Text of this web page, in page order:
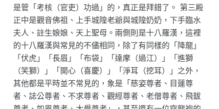
是管「考核（官吏）功過」的，真正是拜錯了。 第三殿
正中是觀音佛祖、上手城隍老爺與城隍奶奶，下手臨水
夫人、註生娘娘、天上聖母。兩側則是十八羅漢，這裡
的十八羅漢與常見的不儘相同，除了有同樣的「降龍」
「伏虎」「長眉」「布袋」「達摩（過江）」「進獅
（笑獅）」「開心（喜慶）」「淨耳（挖耳）」之外，
其他都是平時並不常見的，象是「慈姿尊者、目蓮尊
者、誌公尊者、不求尊者、觀經尊者、老僧尊者、飛鈸